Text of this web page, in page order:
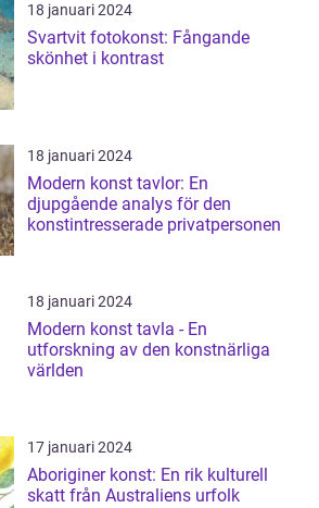
18 januari 2024
Svartvit fotokonst: Fångande
skönhet i kontrast
18 januari 2024
Modern konst tavlor: En
djupgående analys för den
konstintresserade privatpersonen
18 januari 2024
Modern konst tavla - En
utforskning av den konstnärliga
världen
17 januari 2024
Aboriginer konst: En rik kulturell
skatt från Australiens urfolk